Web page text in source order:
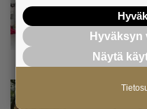
Kolmesta
olen
oppinut
kuuluvaa
Hyväksyn
Näytä